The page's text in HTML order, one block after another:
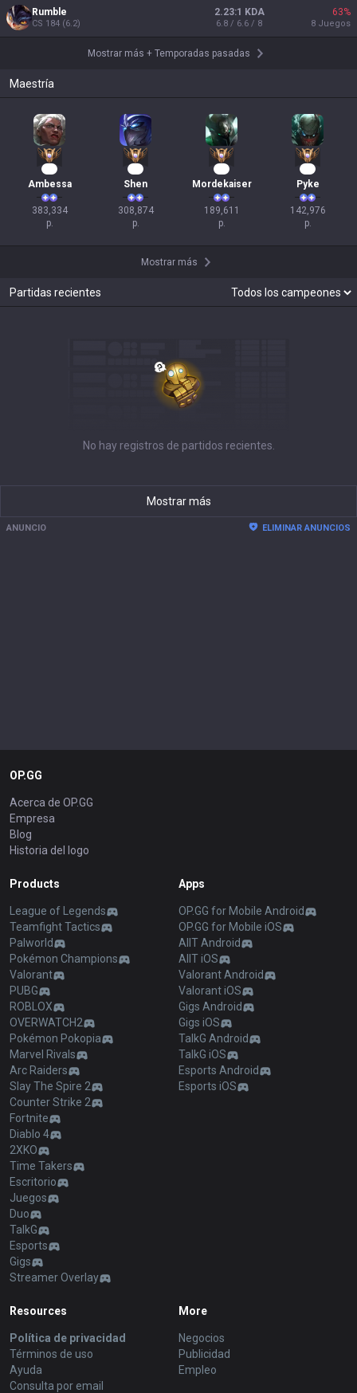
Rumble
CS 184 (6.2)
2.23:1 KDA
6.8 / 6.6 / 8
63%
8 Juegos
Mostrar más + Temporadas pasadas
Maestría
Ambessa
383,334
p.
Shen
308,874
p.
Mordekaiser
189,611
p.
Pyke
142,976
p.
Mostrar más
Partidas recientes
No hay registros de partidos recientes.
Mostrar más
ANUNCIO ELIMINAR ANUNCIOS
OP.GG
Acerca de OP.GG
Empresa
Blog
Historia del logo
Products
League of Legends
Teamfight Tactics
Palworld
Pokémon Champions
Valorant
PUBG
ROBLOX
OVERWATCH2
Pokémon Pokopia
Marvel Rivals
Arc Raiders
Slay The Spire 2
Counter Strike 2
Fortnite
Diablo 4
2XKO
Time Takers
Escritorio
Juegos
Duo
TalkG
Esports
Gigs
Streamer Overlay
Apps
OP.GG for Mobile Android
OP.GG for Mobile iOS
AllT Android
AllT iOS
Valorant Android
Valorant iOS
Gigs Android
Gigs iOS
TalkG Android
TalkG iOS
Esports Android
Esports iOS
Resources
Política de privacidad
Términos de uso
Ayuda
Consulta por email
More
Negocios
Publicidad
Empleo